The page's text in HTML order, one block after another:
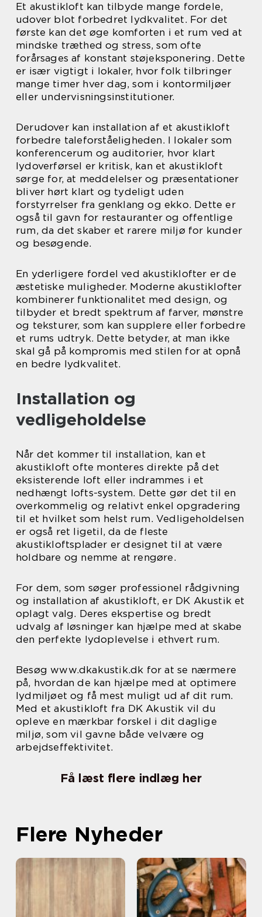
Et akustikloft kan tilbyde mange fordele,
udover blot forbedret lydkvalitet. For det
første kan det øge komforten i et rum ved at
mindske træthed og stress, som ofte
forårsages af konstant støjeksponering. Dette
er især vigtigt i lokaler, hvor folk tilbringer
mange timer hver dag, som i kontormiljøer
eller undervisningsinstitutioner.
Derudover kan installation af et akustikloft
forbedre taleforståeligheden. I lokaler som
konferencerum og auditorier, hvor klart
lydoverførsel er kritisk, kan et akustikloft
sørge for, at meddelelser og præsentationer
bliver hørt klart og tydeligt uden
forstyrrelser fra genklang og ekko. Dette er
også til gavn for restauranter og offentlige
rum, da det skaber et rarere miljø for kunder
og besøgende.
En yderligere fordel ved akustiklofter er de
æstetiske muligheder. Moderne akustiklofter
kombinerer funktionalitet med design, og
tilbyder et bredt spektrum af farver, mønstre
og teksturer, som kan supplere eller forbedre
et rums udtryk. Dette betyder, at man ikke
skal gå på kompromis med stilen for at opnå
en bedre lydkvalitet.
Installation og
vedligeholdelse
Når det kommer til installation, kan et
akustikloft ofte monteres direkte på det
eksisterende loft eller indrammes i et
nedhængt lofts-system. Dette gør det til en
overkommelig og relativt enkel opgradering
til et hvilket som helst rum. Vedligeholdelsen
er også ret ligetil, da de fleste
akustikloftsplader er designet til at være
holdbare og nemme at rengøre.
For dem, som søger professionel rådgivning
og installation af akustikloft, er DK Akustik et
oplagt valg. Deres ekspertise og bredt
udvalg af løsninger kan hjælpe med at skabe
den perfekte lydoplevelse i ethvert rum.
Besøg www.dkakustik.dk for at se nærmere
på, hvordan de kan hjælpe med at optimere
lydmiljøet og få mest muligt ud af dit rum.
Med et akustikloft fra DK Akustik vil du
opleve en mærkbar forskel i dit daglige
miljø, som vil gavne både velvære og
arbejdseffektivitet.
Få læst flere indlæg her
Flere Nyheder